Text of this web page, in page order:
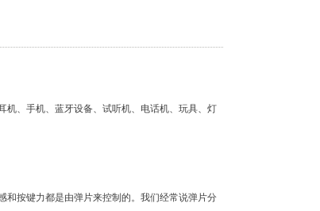
、手机、蓝牙设备、试听机、电话机、玩具、灯
按键力都是由弹片来控制的。我们经常说弹片分